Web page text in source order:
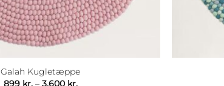
Galah Kugletæppe
899 kr. – 3.600 kr.Prisinterval: